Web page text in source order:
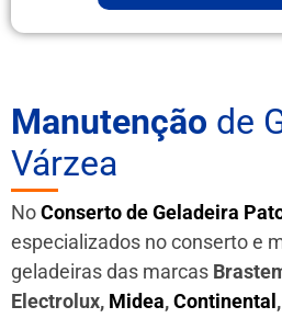
Manutenção de
Várzea
NoConserto de Geladeira
especializados no conserto e
geladeiras das marcas
Electrolux, Midea,Continental ,